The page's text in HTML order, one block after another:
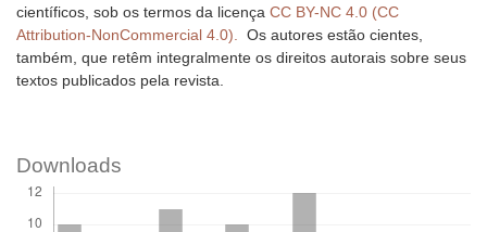
científicos, sob os termos da licença CC BY-NC 4.0 (CC
Attribution-NonCommercial 4.0). Os autores estão cientes,
também, que retêm integralmente os direitos autorais sobre seus
textos publicados pela revista.
Downloads